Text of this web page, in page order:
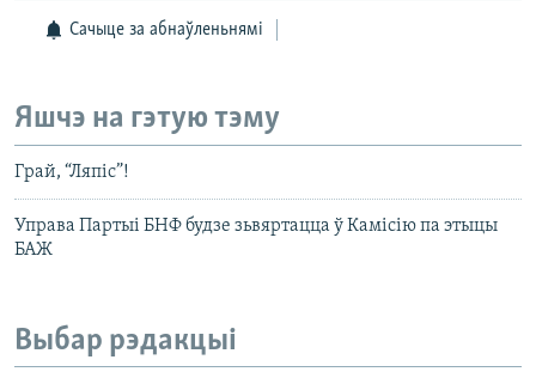
Сачыце за абнаўленьнямі
Яшчэ на гэтую тэму
Грай, “Ляпіс”!
Управа Партыі БНФ будзе зьвяртацца ў Камісію па этыцы
БАЖ
Выбар рэдакцыі